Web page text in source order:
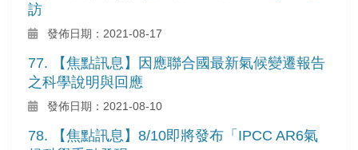
訪
發佈日期：2021-08-17
77. 【焦點訊息】因應聯合國最新氣候變遷報告
之科學說明與回應
發佈日期：2021-08-10
78. 【焦點訊息】8/10即將發布「IPCC AR6氣